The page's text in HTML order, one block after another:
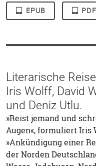
EPUB PDF
Literarische
Iris Wolff, David
und Deniz Utlu.
»Reist jemand und
Augen«, formuliert Iris
»Ankündigung einer
der Norden